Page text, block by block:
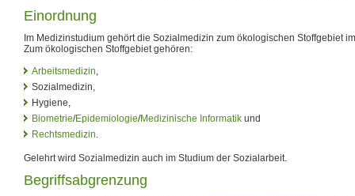
Einordnung
Im Medizinstudium gehört die Sozialmedizin zum ökologischen Stoffgebiet
Zum ökologischen Stoffgebiet gehören:
Arbeitsmedizin,
Sozialmedizin,
Hygiene,
Biometrie/Epidemiologie/Medizinische Informatik und
Rechtsmedizin.
Gelehrt wird Sozialmedizin auch im Studium der Sozialarbeit.
Begriffsabgrenzung